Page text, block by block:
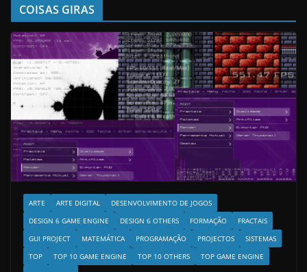
COISAS GIRAS
ARTE ARTE DIGITAL
DESENVOLVIMENTO DE JOGOS
DESIGN 6 GAME ENGINE
DESIGN 6 OTHERS FORMAÇÃO
FRACTAIS
GUI PROJECT
MATEMÁTICA PROGRAMAÇÃO PROJECTOS
SISTEMAS
TOP
TOP 10 GAME ENGINE TOP 10 OTHERS
TOP GAME ENGINE